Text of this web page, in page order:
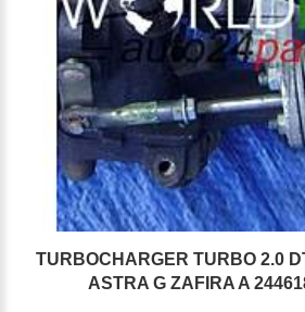
TURBOCHARGER TURBO 2.0
ASTRA G ZAFIRA A